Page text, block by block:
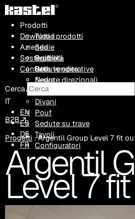
Prodotti
Tutti i prodotti
Sedie
Sgabelli
Sedute operative
Sedute direzionali
Poltrone
Divani
Pouf
Sedute su trave
Tavoli
Configuratori
Download
Azienda
Profilo
Rete vendita
News
Progetti
Sostenibilità
Contatti
Cerca
IT
EN
ES
DE
FR
B2B ↗
Progetti .Argentil Group Level 7 fit
Argentil
Level 7